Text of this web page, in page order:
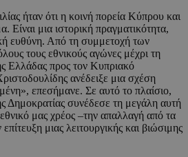
ήταν ότι η κοινή πορεία Κύπρου και
Είναι μια ιστορική πραγματικότητα,
ευθύνη. Από τη συμμετοχή των
τους εθνικούς αγώνες μέχρι τη
Ελλάδας προς τον Κυπριακό
ανέδειξε μια σχέση
επεσήμανε. Σε αυτό το πλαίσιο,
Δημοκρατίας συνέδεσε τη μεγάλη αυτή
μας χρέος –την απαλλαγή από τα
μιας λειτουργικής και βιώσιμης